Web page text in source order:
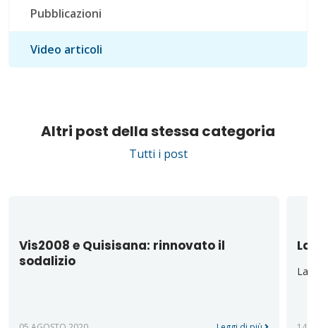
Pubblicazioni
Video articoli
Altri post della stessa categoria
Tutti i post
Vis2008 e Quisisana: rinnovato il
sodalizio
La